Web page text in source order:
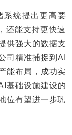
统提出更高要
还能支持更快速
供强大的数据支
司精准捕捉到AI
能布局，成功实
基础设施建设的
位有望进一步巩